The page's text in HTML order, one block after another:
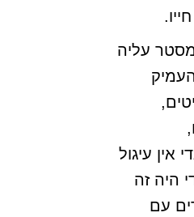
עליה
אין עיגול
היה זה
עם